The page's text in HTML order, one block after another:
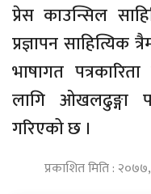
प्रेस काउन्सिल
प्रज्ञापन साहित्यिक
भाषागत
लागि ओखलढुङ्गा
गरिएको छ ।
प्रकाशित मिति :